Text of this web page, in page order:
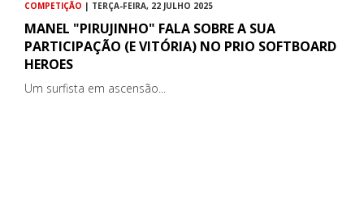
COMPETIÇÃO | TERÇA-FEIRA, 22 JULHO 2025
MANEL "PIRUJINHO" FALA SOBRE A SUA
PARTICIPAÇÃO (E VITÓRIA) NO PRIO SOFTBOARD
HEROES
Um surfista em ascensão...